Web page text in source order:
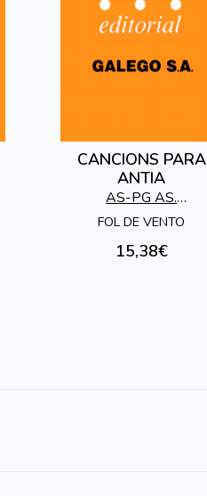
CANCIONS PARA
ANTIA
AS-PG AS.
SOCIOPEDAGOXICA
GALEGA
FOL DE VENTO
15,38€